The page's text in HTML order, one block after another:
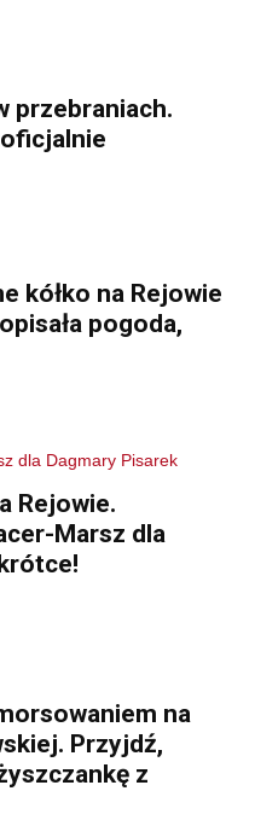
przebraniach.
kółko na Rejowie
pogoda,
Rejowie.
Marsz dla
na
Przyjdź,
z